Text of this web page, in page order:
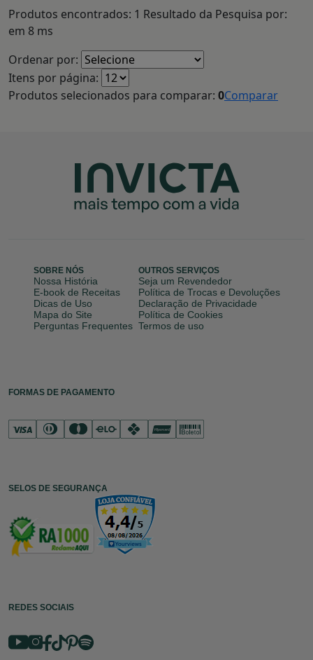
Produtos encontrados: 1 Resultado da Pesquisa por:
em 8 ms
Ordenar por:
Itens por página:
Produtos selecionados para comparar: 0Comparar
SOBRE NÓS
Nossa História
E-book de Receitas
Dicas de Uso
Mapa do Site
Perguntas Frequentes
OUTROS SERVIÇOS
Seja um Revendedor
Política de Trocas e Devoluções
Declaração de Privacidade
Política de Cookies
Termos de uso
FORMAS DE PAGAMENTO
SELOS DE SEGURANÇA
REDES SOCIAIS